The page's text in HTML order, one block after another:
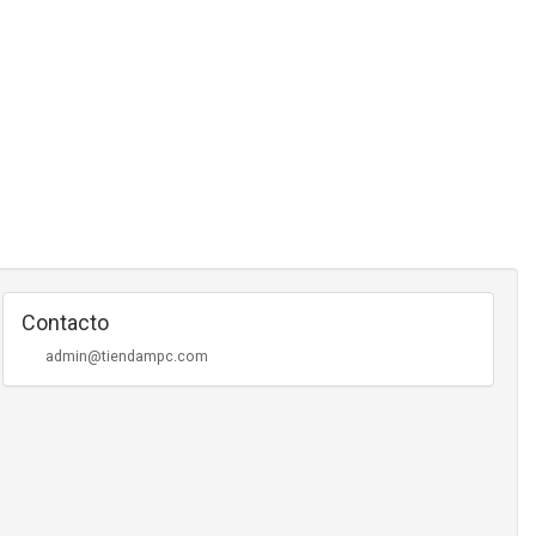
Contacto
admin@tiendampc.com